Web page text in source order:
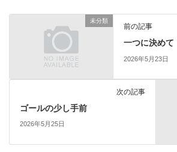
未分類
前の記事
一つに決めて
2026年5月23日
次の記事
ゴールの少し手前
2026年5月25日